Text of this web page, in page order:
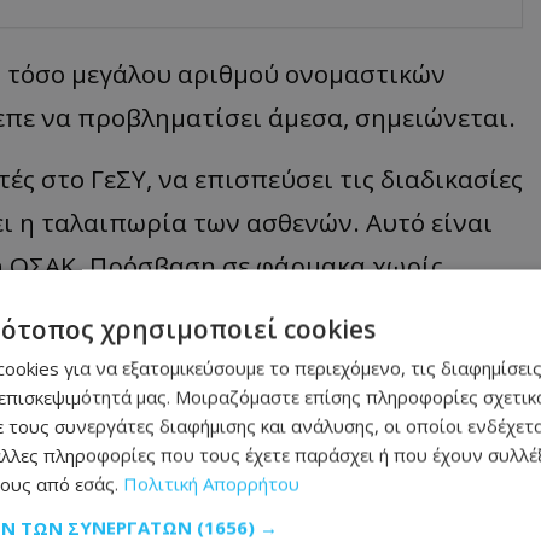
μεγάλου αριθμού ονομαστικών
να προβληματίσει άμεσα, σημειώνεται.
στο ΓεΣΥ, να επισπεύσει τις διαδικασίες
η ταλαιπωρία των ασθενών. Αυτό είναι
ΟΣΑΚ. Πρόσβαση σε φάρμακα χωρίς
για βοήθεια (μέσο)», αναφέρει
στο ΓεΣΥ και οι διαδικασίες
να μην προϋποθέτουν επιτροπές και
δεν γίνεται αυτό, αιτήματα θα
χρησιμοποιεί cookies
για να εξατομικεύσουμε το περιεχόμενο, τις
μας. Μοιραζόμαστε επίσης πληροφορίες
συνεργάτες διαφήμισης και ανάλυσης, οι οποίοι
πληροφορίες που τους έχετε παράσχει ή που έχουν
από εσάς. Πολιτική Απορρήτου
ΤΩΝ ΣΥΝΕΡΓΑΤΏΝ (1656) →